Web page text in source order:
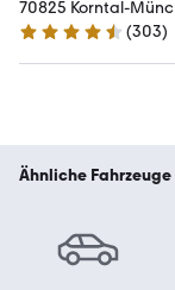
70825 Korntal-
4.4 Sterne
(303)
Ähnliche